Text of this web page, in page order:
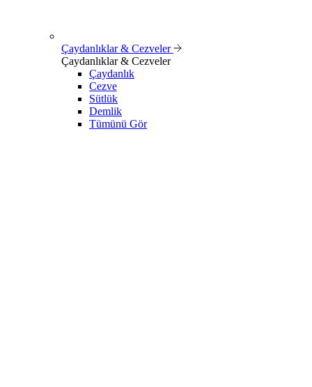
Çaydanlıklar & Cezveler
Çaydanlıklar & Cezveler
Çaydanlık
Cezve
Sütlük
Demlik
Tümünü Gör